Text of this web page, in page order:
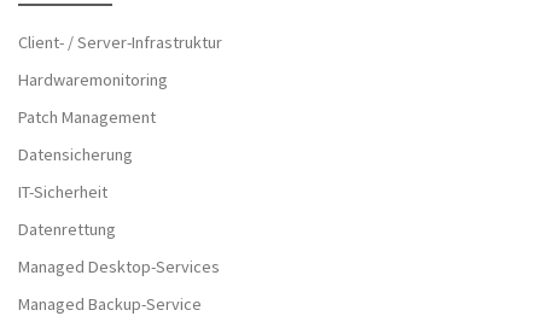
Client- / Server-Infrastruktur
Hardwaremonitoring
Patch Management
Datensicherung
IT-Sicherheit
Datenrettung
Managed Desktop-Services
Managed Backup-Service